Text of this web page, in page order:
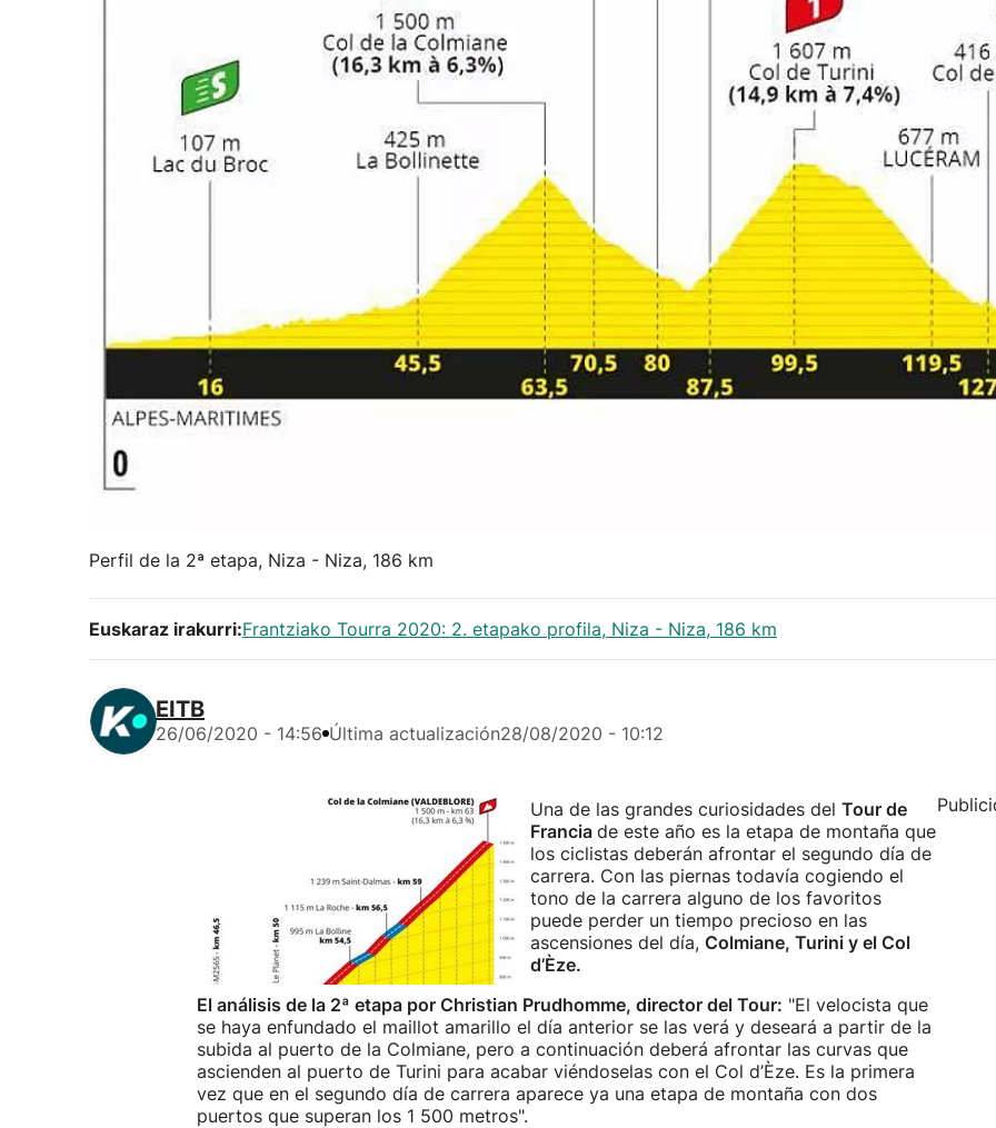
Perfil de la 2ª etapa, Niza - Niza, 186 km
Euskaraz irakurri:Frantziako Tourra 2020: 2. etapako profila, Niza - Niza, 186 km
EITB
26/06/2020 - 14:56 Última actualización28/08/2020 - 10:12
Una de las grandes curiosidades del Tour de
Francia de este año es la etapa de montaña que
los ciclistas deberán afrontar el segundo día de
carrera. Con las piernas todavía cogiendo el
tono de la carrera alguno de los favoritos
puede perder un tiempo precioso en las
ascensiones del día, Colmiane, Turini y el Col
d’Èze.
El análisis de la 2ª etapa por Christian Prudhomme, director del Tour: "El velocista que
se haya enfundado el maillot amarillo el día anterior se las verá y deseará a partir de la
subida al puerto de la Colmiane, pero a continuación deberá afrontar las curvas que
ascienden al puerto de Turini para acabar viéndoselas con el Col d’Èze. Es la primera
vez que en el segundo día de carrera aparece ya una etapa de montaña con dos
puertos que superan los 1 500 metros".